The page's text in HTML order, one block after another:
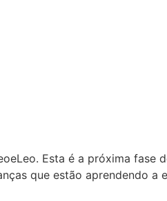
Esta é a próxima fase
que estão aprendendo